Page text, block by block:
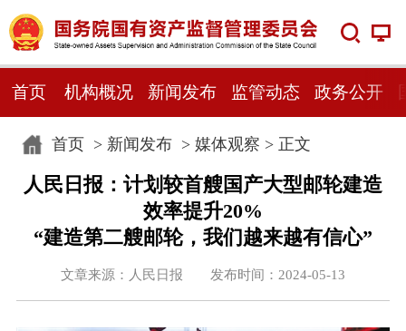
首页 机构概况 新闻发布 监管动态 政务公开
首页> 新闻发布> 媒体观察 > 正文
人民日报：计划较首艘国产大型邮轮建造
效率提升20%
“建造第二艘邮轮，我们越来越有信心”
文章来源：人民日报 发布时间：2024-05-13